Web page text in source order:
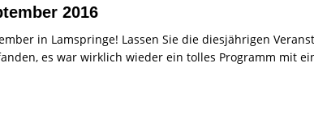
2016
in Lamspringe! Lassen Sie die diesjährigen
es war wirklich wieder ein tolles Programm mit